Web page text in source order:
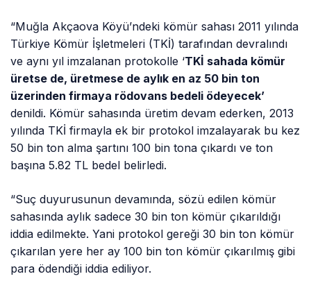
“Muğla Akçaova Köyü’ndeki kömür sahası 2011 yılında
Türkiye Kömür İşletmeleri (TKİ) tarafından devralındı
ve aynı yıl imzalanan protokolle ‘TKİ sahada kömür
üretse de, üretmese de aylık en az 50 bin ton
üzerinden firmaya rödovans bedeli ödeyecek’
denildi. Kömür sahasında üretim devam ederken, 2013
yılında TKİ firmayla ek bir protokol imzalayarak bu kez
50 bin ton alma şartını 100 bin tona çıkardı ve ton
başına 5.82 TL bedel belirledi.
“Suç duyurusunun devamında, sözü edilen kömür
sahasında aylık sadece 30 bin ton kömür çıkarıldığı
iddia edilmekte. Yani protokol gereği 30 bin ton kömür
çıkarılan yere her ay 100 bin ton kömür çıkarılmış gibi
para ödendiği iddia ediliyor.